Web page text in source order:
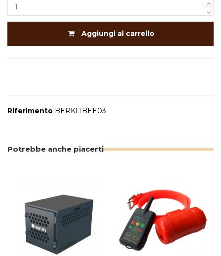
Aggiungi al carrello
Riferimento BERKITBEE03
Potrebbe anche piacerti